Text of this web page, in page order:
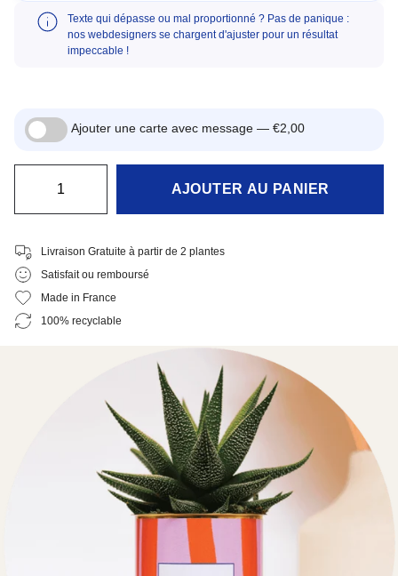
Texte qui dépasse ou mal proportionné ? Pas de panique :
nos webdesigners se chargent d'ajuster pour un résultat
impeccable !
Ajouter une carte avec message — €2,00
AJOUTER AU PANIER
Livraison Gratuite à partir de 2 plantes
Satisfait ou remboursé
Made in France
100% recyclable